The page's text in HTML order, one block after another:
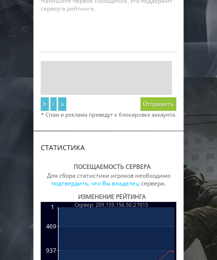
сервер в рейтинге.
b i u Отправить
* Спам и реклама приведут к блокировке аккаунта.
СТАТИСТИКА
ПОСЕЩАЕМОСТЬ СЕРВЕРА
Для сбора статистики игроков необходимо
подтвердить, что Вы владелецсервера.
ИЗМЕНЕНИЕ РЕЙТИНГА